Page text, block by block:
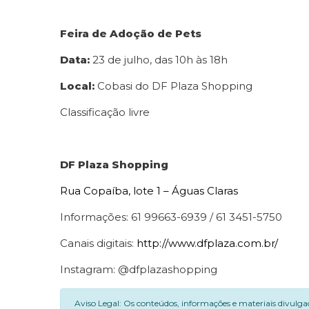
Feira de Adoção de Pets
Data: 23 de julho, das 10h às 18h
Local: Cobasi do DF Plaza Shopping
Classificação livre
DF Plaza Shopping
Rua Copaíba, lote 1 – Águas Claras
Informações: 61 99663-6939 / 61 3451-5750
Canais digitais: http://www.dfplaza.com.br/
Instagram: @dfplazashopping
Aviso Legal: Os conteúdos, informações e materiais